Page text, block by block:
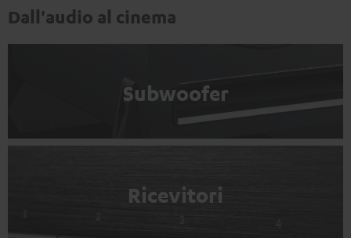
Dall'audio al cinema
Subwoofer
Ricevitori